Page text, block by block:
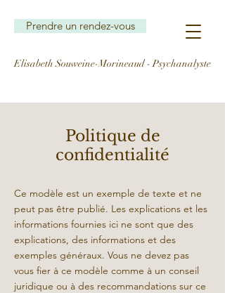
Elisabeth Souweine-Morineaud - Psychanalyste
Prendre un rendez-vous
Politique de
confidentialité
Ce modèle est un exemple de texte et ne
peut pas être publié. Les explications et les
informations fournies ici ne sont que des
explications, des informations et des
exemples généraux. Vous ne devez pas
vous fier à ce modèle comme à un conseil
juridique ou à des recommandations sur ce